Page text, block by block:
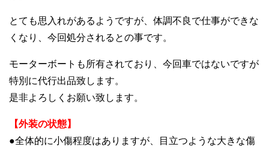
とても思入れがあるようですが、体調不良で仕事ができな
くなり、今回処分されるとの事です。
モーターボートも所有されており、今回車ではないですが
特別に代行出品致します。
是非よろしくお願い致します。
【外装の状態】
●全体的に小傷程度はありますが、目立つような大きな傷